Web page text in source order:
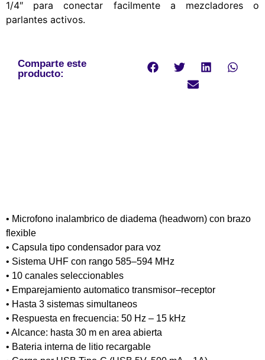
1/4″ para conectar facilmente a mezcladores o
parlantes activos.
Comparte este
producto:
• Microfono inalambrico de diadema (headworn) con brazo
flexible
• Capsula tipo condensador para voz
• Sistema UHF con rango 585–594 MHz
• 10 canales seleccionables
• Emparejamiento automatico transmisor–receptor
• Hasta 3 sistemas simultaneos
• Respuesta en frecuencia: 50 Hz – 15 kHz
• Alcance: hasta 30 m en area abierta
• Bateria interna de litio recargable